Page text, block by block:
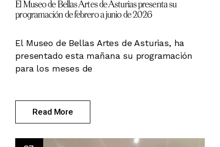
El Museo de Bellas Artes de Asturias presenta su
programación de febrero a junio de 2026
El Museo de Bellas Artes de Asturias, ha
presentado esta mañana su programación
para los meses de
Read More